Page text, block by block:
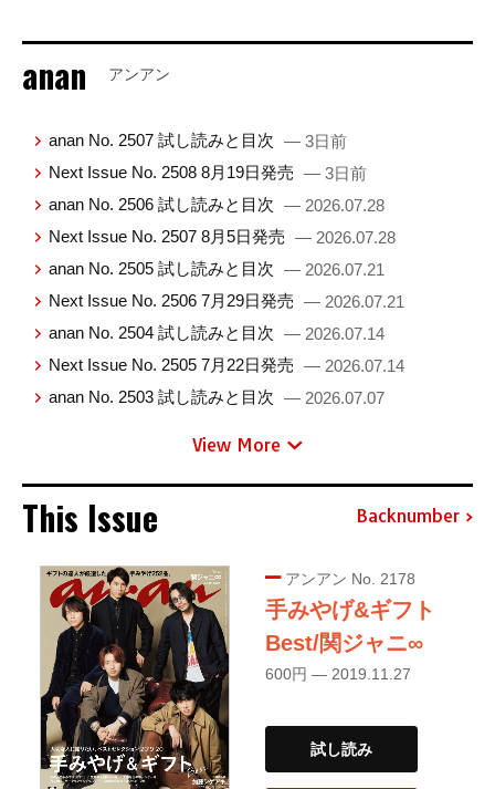
anan アンアン
anan No. 2507 試し読みと目次 — 3日前
Next Issue No. 2508 8月19日発売 — 3日前
anan No. 2506 試し読みと目次 — 2026.07.28
Next Issue No. 2507 8月5日発売 — 2026.07.28
anan No. 2505 試し読みと目次 — 2026.07.21
Next Issue No. 2506 7月29日発売 — 2026.07.21
anan No. 2504 試し読みと目次 — 2026.07.14
Next Issue No. 2505 7月22日発売 — 2026.07.14
anan No. 2503 試し読みと目次 — 2026.07.07
View More
This Issue Backnumber
アンアン No. 2178
手みやげ&ギフト
Best/関ジャニ∞
600円 — 2019.11.27
試し読み